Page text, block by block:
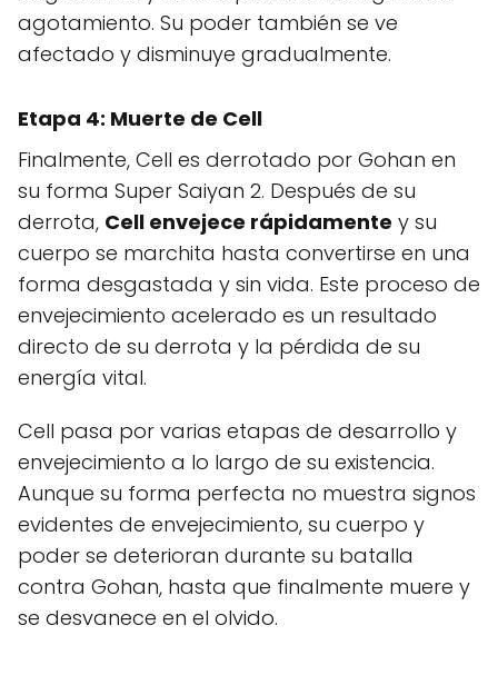
agotamiento. Su poder también se ve
afectado y disminuye gradualmente.
Etapa 4: Muerte de Cell
Finalmente, Cell es derrotado por Gohan en
su forma Super Saiyan 2. Después de su
derrota, Cell envejece rápidamente y su
cuerpo se marchita hasta convertirse en una
forma desgastada y sin vida. Este proceso de
envejecimiento acelerado es un resultado
directo de su derrota y la pérdida de su
energía vital.
Cell pasa por varias etapas de desarrollo y
envejecimiento a lo largo de su existencia.
Aunque su forma perfecta no muestra signos
evidentes de envejecimiento, su cuerpo y
poder se deterioran durante su batalla
contra Gohan, hasta que finalmente muere y
se desvanece en el olvido.